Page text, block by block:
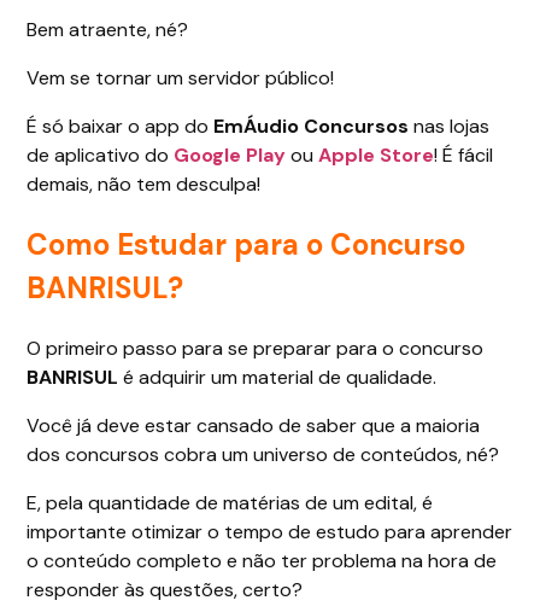
Bem atraente, né?
Vem se tornar um servidor público!
É só baixar o app do EmÁudio Concursos nas lojas
de aplicativo do Google PlayouApple Store! É fácil
demais, não tem desculpa!
Como Estudar para o Concurso
BANRISUL?
O primeiro passo para se preparar para o concurso
BANRISUL é adquirir um material de qualidade.
Você já deve estar cansado de saber que a maioria
dos concursos cobra um universo de conteúdos, né?
E, pela quantidade de matérias de um edital, é
importante otimizar o tempo de estudo para aprender
o conteúdo completo e não ter problema na hora de
responder às questões, certo?